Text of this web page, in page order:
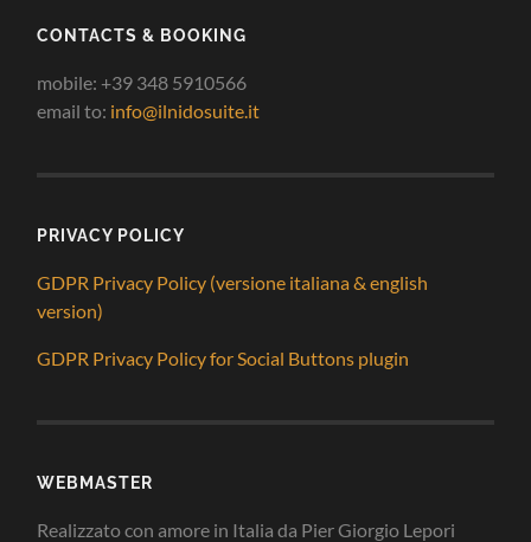
CONTACTS & BOOKING
mobile: +39 348 5910566
email to: info@ilnidosuite.it
PRIVACY POLICY
GDPR Privacy Policy (versione italiana & english
version)
GDPR Privacy Policy for Social Buttons plugin
WEBMASTER
Realizzato con amore in Italia da Pier Giorgio Lepori